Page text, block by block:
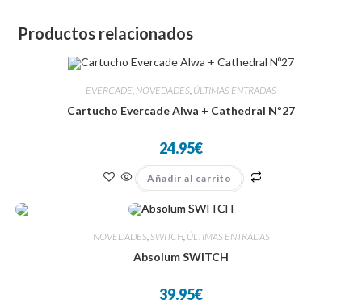
Productos relacionados
EVERCADE, NOVEDADES, ÚLTIMAS ENTRADAS
Cartucho Evercade Alwa + Cathedral Nº27
24.95€
Añadir al carrito
NOVEDADES, SWITCH, ÚLTIMAS ENTRADAS
Absolum SWITCH
39.95€